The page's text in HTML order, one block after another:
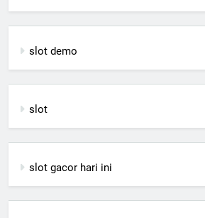
slot demo
slot
slot gacor hari ini